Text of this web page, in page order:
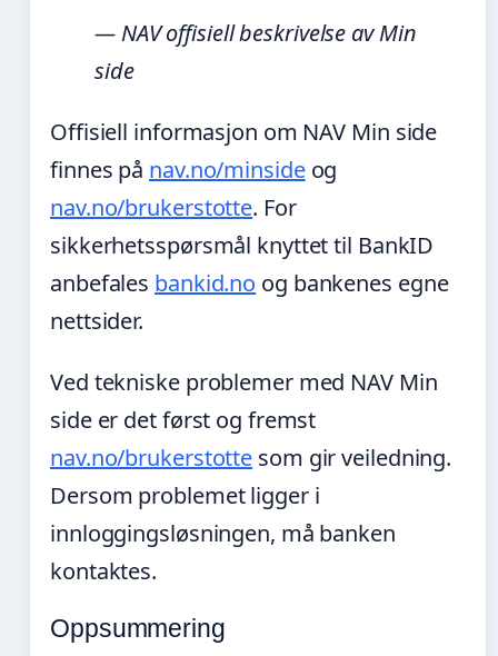
— NAV offisiell beskrivelse av Min
side
Offisiell informasjon om NAV Min side
finnes på nav.no/minsideog
nav.no/brukerstotte. For
sikkerhetsspørsmål knyttet til BankID
anbefales bankid.no og bankenes egne
nettsider.
Ved tekniske problemer med NAV Min
side er det først og fremst
nav.no/brukerstotte som gir veiledning.
Dersom problemet ligger i
innloggingsløsningen, må banken
kontaktes.
Oppsummering